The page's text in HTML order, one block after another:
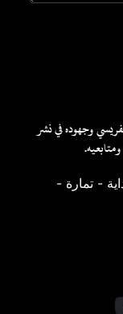
وجهوده في نشر
- تمارة -